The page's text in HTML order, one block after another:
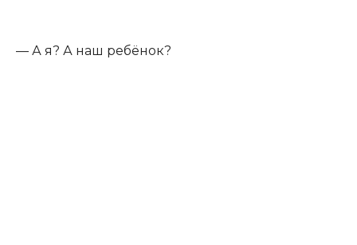
— А я? А наш ребёнок?